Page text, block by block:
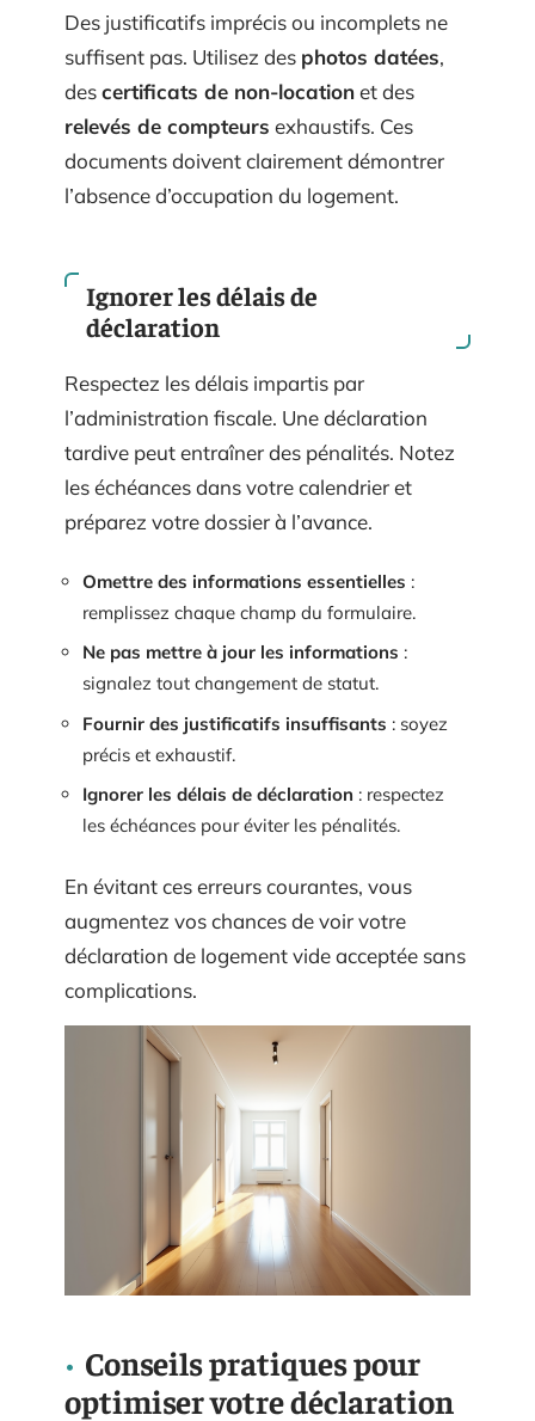
Des justificatifs imprécis ou incomplets ne
suffisent pas. Utilisez des photos datées,
descertificats de non-locationet des
relevés de compteurs exhaustifs. Ces
documents doivent clairement démontrer
l’absence d’occupation du logement.
Ignorer les délais de
déclaration
Respectez les délais impartis par
l’administration fiscale. Une déclaration
tardive peut entraîner des pénalités. Notez
les échéances dans votre calendrier et
préparez votre dossier à l’avance.
Omettre des informations essentielles :
remplissez chaque champ du formulaire.
Ne pas mettre à jour les informations :
signalez tout changement de statut.
Fournir des justificatifs insuffisants : soyez
précis et exhaustif.
Ignorer les délais de déclaration : respectez
les échéances pour éviter les pénalités.
En évitant ces erreurs courantes, vous
augmentez vos chances de voir votre
déclaration de logement vide acceptée sans
complications.
Conseils pratiques pour
optimiser votre déclaration